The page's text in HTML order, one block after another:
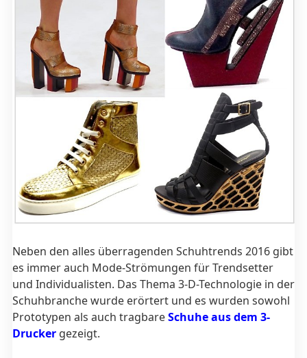
Neben den alles überragenden Schuhtrends 2016 gibt
es immer auch Mode-Strömungen für Trendsetter
und Individualisten. Das Thema 3-D-Technologie in der
Schuhbranche wurde erörtert und es wurden sowohl
Prototypen als auch tragbareSchuhe aus dem 3-
Drucker gezeigt.